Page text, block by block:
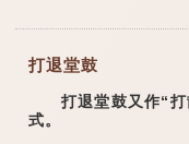
打退堂鼓
打退堂鼓又作“打
式。